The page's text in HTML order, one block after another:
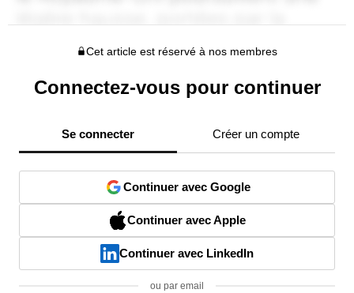
Cet article est réservé à nos membres
Connectez-vous pour continuer
Se connecter Créer un compte
Continuer avec Google
Continuer avec Apple
Continuer avec LinkedIn
ou par email